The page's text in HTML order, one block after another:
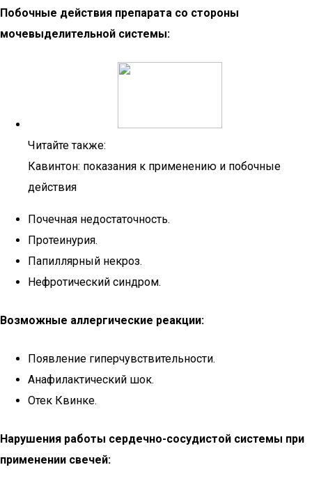
Побочные действия препарата со стороны
мочевыделительной системы:
Читайте также:
Кавинтон: показания к применению и побочные
действия
Почечная недостаточность.
Протеинурия.
Папиллярный некроз.
Нефротический синдром.
Возможные аллергические реакции:
Появление гиперчувствительности.
Анафилактический шок.
Отек Квинке.
Нарушения работы сердечно-сосудистой системы при
применении свечей: